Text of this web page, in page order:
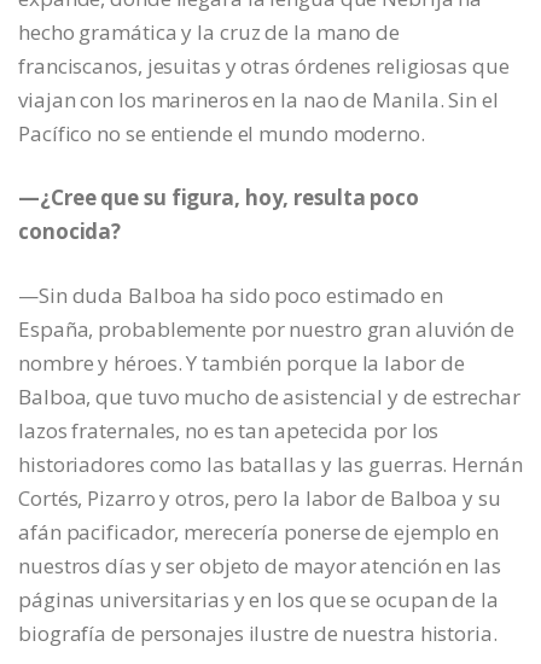
hecho gramática y la cruz de la mano de
franciscanos, jesuitas y otras órdenes religiosas que
viajan con los marineros en la nao de Manila. Sin el
Pacífico no se entiende el mundo moderno.
—¿Cree que su figura, hoy, resulta poco
conocida?
—Sin duda Balboa ha sido poco estimado en
España, probablemente por nuestro gran aluvión de
nombre y héroes. Y también porque la labor de
Balboa, que tuvo mucho de asistencial y de estrechar
lazos fraternales, no es tan apetecida por los
historiadores como las batallas y las guerras. Hernán
Cortés, Pizarro y otros, pero la labor de Balboa y su
afán pacificador, merecería ponerse de ejemplo en
nuestros días y ser objeto de mayor atención en las
páginas universitarias y en los que se ocupan de la
biografía de personajes ilustre de nuestra historia.